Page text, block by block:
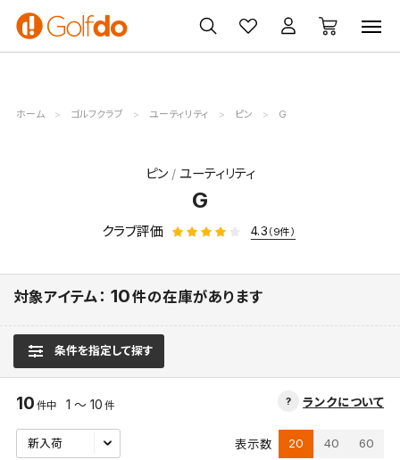
ゴルフ
クラブ
ゴルフ用品
買取
無料査定
クーポン
一覧
ホーム ゴルフクラブ ユーティリティ ピン G
ピン ユーティリティ
G
クラブ評価 4.3 （9件）
対象アイテム： 10件の在庫があります
条件を指定して探す
ランクについて
10 件中 1 ～ 10 件
表示数 20 40 60